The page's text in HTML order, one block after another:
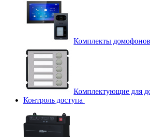
Комплекты домофонов
Комплектующие для
Контроль доступа